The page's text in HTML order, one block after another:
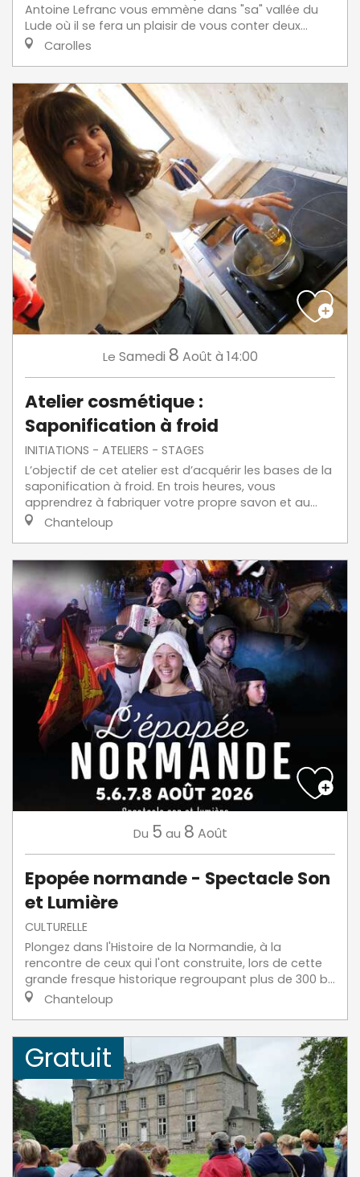
Antoine Lefranc vous emmène dans "sa" vallée du
Lude où il se fera un plaisir de vous conter deux...
Carolles
Le Samedi 8 Août à 14:00
Atelier cosmétique :
Saponification à froid
INITIATIONS - ATELIERS - STAGES
L’objectif de cet atelier est d’acquérir les bases de la
saponification à froid. En trois heures, vous
apprendrez à fabriquer votre propre savon et au...
Chanteloup
Du 5 au 8 Août
Epopée normande - Spectacle Son
et Lumière
CULTURELLE
Plongez dans l'Histoire de la Normandie, à la
rencontre de ceux qui l'ont construite, lors de cette
grande fresque historique regroupant plus de 300 b...
Chanteloup
Gratuit